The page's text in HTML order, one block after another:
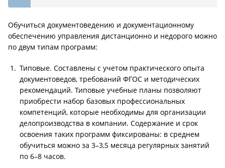
Обучиться документоведению и документационному
обеспечению управления дистанционно и недорого можно
по двум типам программ:
Типовые. Составлены с учетом практического опыта
документоведов, требований ФГОС и методических
рекомендаций. Типовые учебные планы позволяют
приобрести набор базовых профессиональных
компетенций, которые необходимы для организации
делопроизводства в компании. Содержание и срок
освоения таких программ фиксированы: в среднем
обучиться можно за 3–3,5 месяца регулярных занятий
по 6–8 часов.